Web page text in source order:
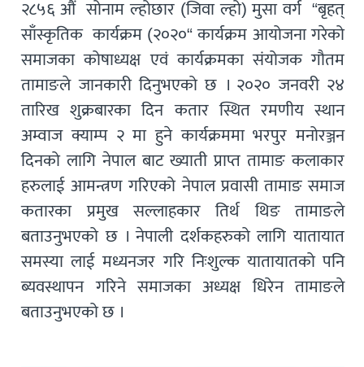
२८५६ औं सोनाम ल्होछार (जिवा ल्हो) मुसा वर्ग “बृहत्
साँस्कृतिक कार्यक्रम (२०२०“ कार्यक्रम आयोजना गरेको
समाजका कोषाध्यक्ष एवं कार्यक्रमका संयोजक गौतम
तामाङले जानकारी दिनुभएको छ । २०२० जनवरी २४
तारिख शुक्रबारका दिन कतार स्थित रमणीय स्थान
अम्वाज क्याम्प २ मा हुने कार्यक्रममा भरपुर मनोरञ्जन
दिनको लागि नेपाल बाट ख्याती प्राप्त तामाङ कलाकार
हरुलाई आमन्त्रण गरिएको नेपाल प्रवासी तामाङ समाज
कतारका प्रमुख सल्लाहकार तिर्थ थिङ तामाङले
बताउनुभएको छ । नेपाली दर्शकहरुको लागि यातायात
समस्या लाई मध्यनजर गरि निःशुल्क यातायातको पनि
ब्यवस्थापन गरिने समाजका अध्यक्ष धिरेन तामाङले
बताउनुभएको छ ।